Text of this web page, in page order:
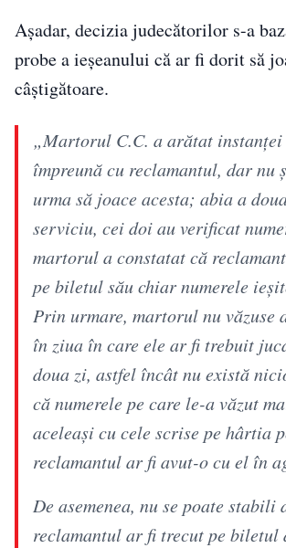
Așadar, decizia judecătorilor s-a
probe a ieșeanului că ar fi dorit să
câștigătoare.
„Martorul C.C. a arătat
împreună cu reclamantul, dar nu
urma să joace acesta; abia a
serviciu, cei doi au verificat
martorul a constatat că
pe biletul său chiar numerele
Prin urmare, martorul nu văzuse
în ziua în care ele ar fi trebuit
doua zi, astfel încât nu există
că numerele pe care le-a văzut
aceleaşi cu cele scrise pe hârtia
reclamantul ar fi avut-o cu el în
De asemenea, nu se poate stabili
reclamantul ar fi trecut pe biletul